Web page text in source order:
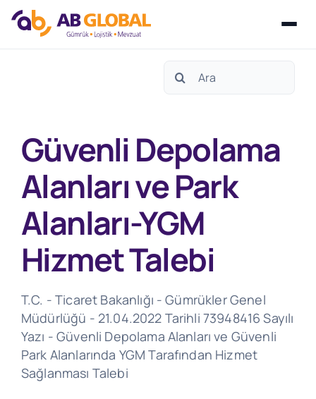
Search
Güvenli Depolama
Alanları ve Park
Alanları-YGM
Hizmet Talebi
T.C. - Ticaret Bakanlığı - Gümrükler Genel
Müdürlüğü - 21.04.2022 Tarihli 73948416 Sayılı
Yazı - Güvenli Depolama Alanları ve Güvenli
Park Alanlarında YGM Tarafından Hizmet
Sağlanması Talebi